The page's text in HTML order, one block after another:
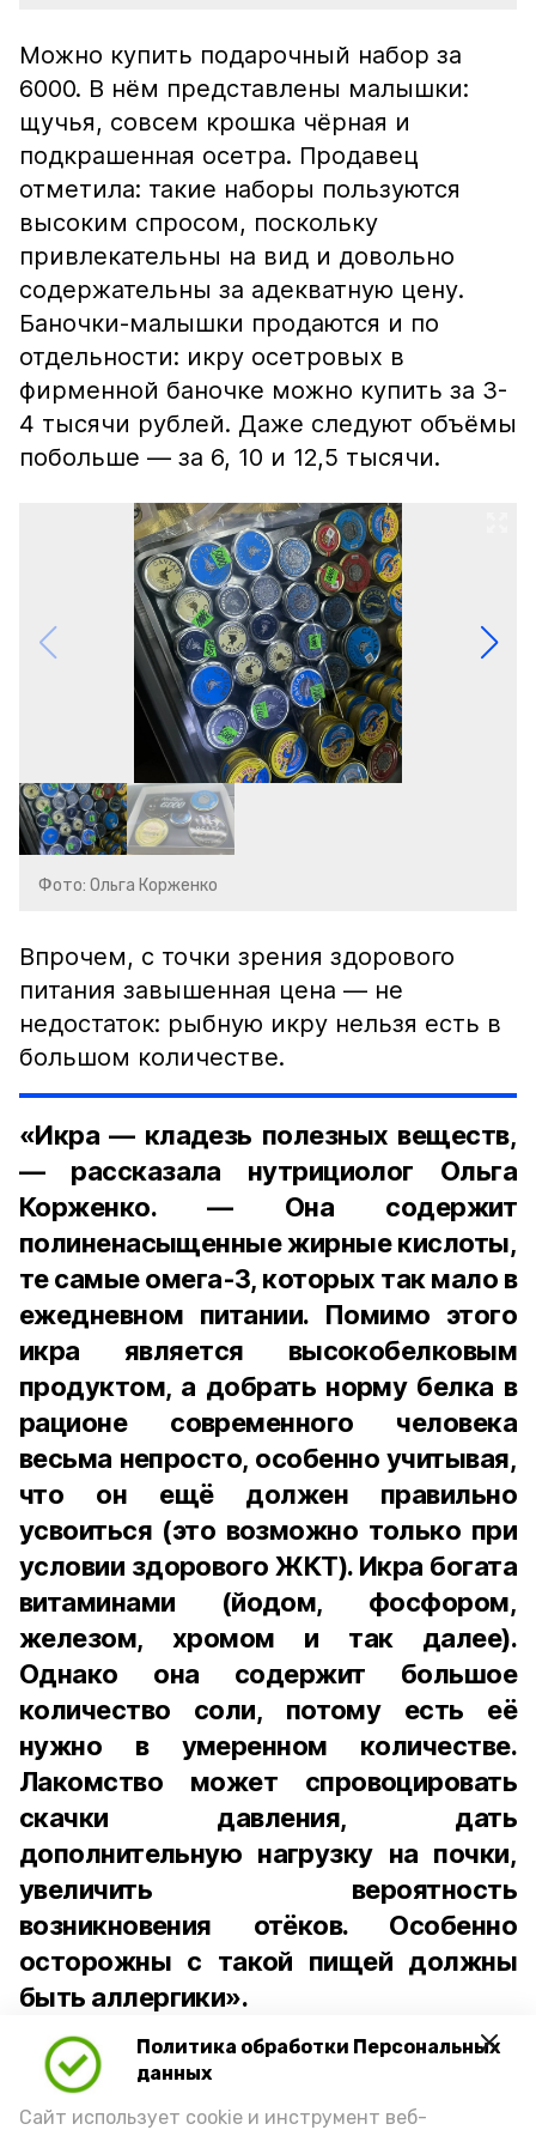
Политика обработки Персональных
данных
Сайт использует cookie и инструмент веб-
Можно купить подарочный набор за
6000. В нём представлены малышки:
щучья, совсем крошка чёрная и
подкрашенная осетра. Продавец
отметила: такие наборы пользуются
высоким спросом, поскольку
привлекательны на вид и довольно
содержательны за адекватную цену.
Баночки-малышки продаются и по
отдельности: икру осетровых в
фирменной баночке можно купить за 3-
4 тысячи рублей. Даже следуют объёмы
побольше — за 6, 10 и 12,5 тысячи.
Фото: Ольга Корженко
Впрочем, с точки зрения здорового
питания завышенная цена — не
недостаток: рыбную икру нельзя есть в
большом количестве.
«Икра — кладезь полезных веществ,
— рассказала нутрициолог Ольга
Корженко. — Она содержит
полиненасыщенные жирные кислоты,
те самые омега-3, которых так мало в
ежедневном питании. Помимо этого
икра является высокобелковым
продуктом, а добрать норму белка в
рационе современного человека
весьма непросто, особенно учитывая,
что он ещё должен правильно
усвоиться (это возможно только при
условии здорового ЖКТ). Икра богата
витаминами (йодом, фосфором,
железом, хромом и так далее).
Однако она содержит большое
количество соли, потому есть её
нужно в умеренном количестве.
Лакомство может спровоцировать
скачки давления, дать
дополнительную нагрузку на почки,
увеличить вероятность
возникновения отёков. Особенно
осторожны с такой пищей должны
быть аллергики».
Для взрослого человека безопасной
порцией икры считается 30-50 граммов
(2-3 ложки). При этом следует обратить